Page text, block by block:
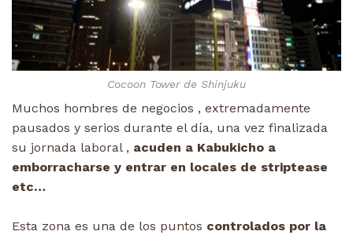
Cocoon Tower de Shinjuku
Muchos hombres de negocios , extremadamente
pausados y serios durante el día, una vez finalizada
su jornada laboral , acuden a Kabukicho a
emborracharse y entrar en locales de striptease
etc…
Esta zona es una de los puntos controlados por la